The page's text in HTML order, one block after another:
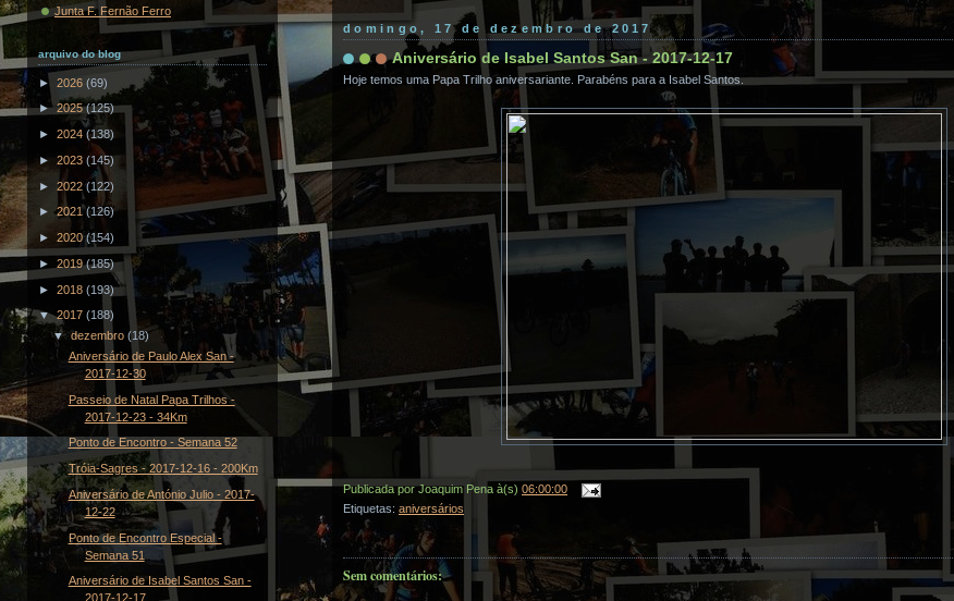
Junta F. Fernão Ferro
arquivo do blog
► 2026 (69)
► 2025(125)
► 2024 (138)
► 2023 (145)
► 2022(122)
►2021(126)
► 2020(154)
► 2019(185)
► 2018 (193)
▼2017 (188)
▼dezembro(18)
Aniversário de Paulo Alex San -
2017-12-30
Passeio de Natal Papa Trilhos -
2017-12-23 - 34Km
Ponto de Encontro - Semana 52
Tróia-Sagres - 2017-12-16 - 200Km
Aniversário de António Julio - 2017-
12-22
Ponto de Encontro Especial -
Semana 51
Aniversário de Isabel Santos San -
2017-12-17
domingo, 17 de dezembro de 2017
Aniversário de Isabel Santos San - 2017-12-17
Hoje temos uma Papa Trilho aniversariante. Parabéns para a Isabel Santos.
Publicada porJoaquim Pena à(s) 06:00:00
Etiquetas: aniversários
Sem comentários: